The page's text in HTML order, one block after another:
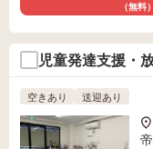
（無料）
児童発達支援・
空きあり 送迎あり